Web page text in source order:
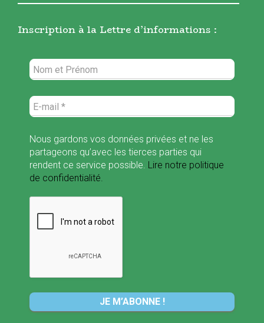
Inscription à la Lettre d’informations :
Nous gardons vos données privées et ne les
partageons qu’avec les tierces parties qui
rendent ce service possible. Lire notre politique
de confidentialité.